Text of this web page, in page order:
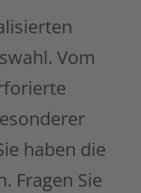
Vom
haben die
Fragen Sie